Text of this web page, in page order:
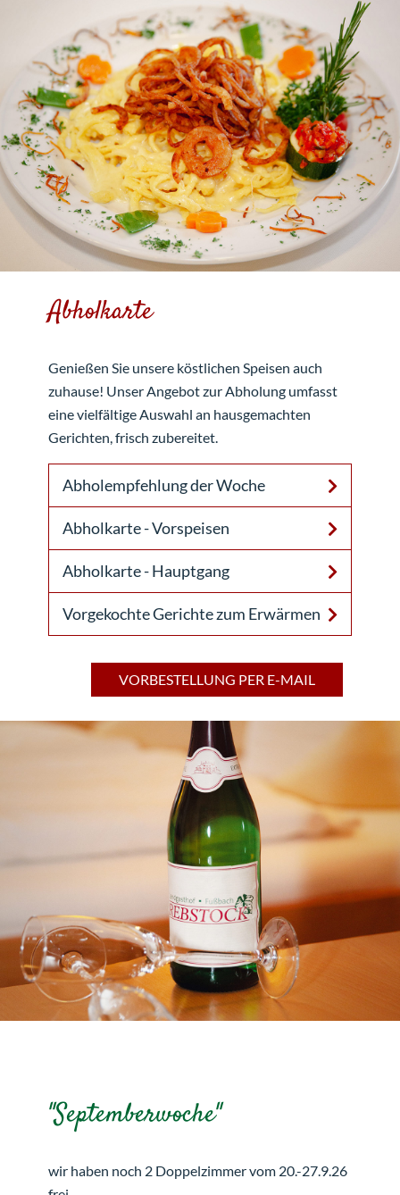
Abholkarte
Genießen Sie unsere köstlichen Speisen auch
zuhause! Unser Angebot zur Abholung umfasst
eine vielfältige Auswahl an hausgemachten
Gerichten, frisch zubereitet.
Abholempfehlung der Woche
Abholkarte - Vorspeisen
Abholkarte - Hauptgang
Vorgekochte Gerichte zum Erwärmen
VORBESTELLUNG PER E-MAIL
"Septemberwoche"
wir haben noch 2 Doppelzimmer vom 20.-27.9.26